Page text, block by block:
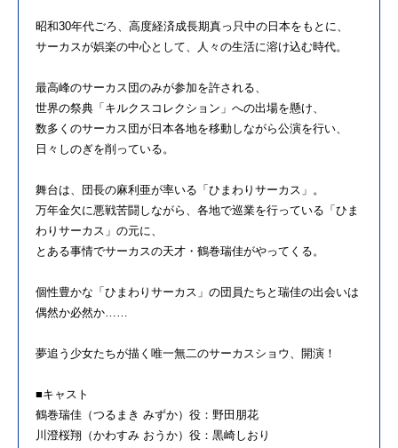
昭和30年代ごろ、高度経済成長期真っ只中の日本をもとに、
サーカスが娯楽の中心として、人々の生活に溶け込む時代。
最高峰のサーカス団のみが参加を許される、
世界の祭典「キルクスコレクション」への出場を懸け、
数多くのサーカス団が日本各地を移動しながら公演を行い、
日々しのぎを削っている。
舞台は、団長の麻利亜が率いる「ひまわりサーカス」。
万年金欠に悪戦苦闘しながら、各地で巡業を行っている「ひま
わりサーカス」の元に、
とある事情でサーカスの天才・鶴巻瑞佳がやってくる。
個性豊かな「ひまわりサーカス」の団員たちと瑞佳の出会いは
偶然か必然か……
夢追う少女たちが描く唯一無二のサーカスショウ、開演！
■キャスト
鶴巻瑞佳（つるまき みずか）役：野田朋花
川澄桜翔（かわすみ おうか）役：黒崎しおり